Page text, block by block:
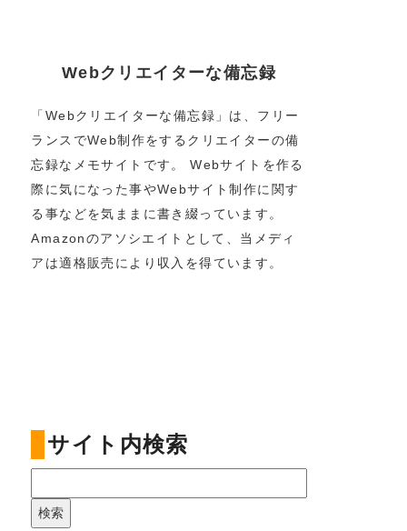
Webクリエイターな備忘録
「Webクリエイターな備忘録」は、フリー
ランスでWeb制作をするクリエイターの備
忘録なメモサイトです。 Webサイトを作る
際に気になった事やWebサイト制作に関す
る事などを気ままに書き綴っています。
Amazonのアソシエイトとして、当メディ
アは適格販売により収入を得ています。
サイト内検索